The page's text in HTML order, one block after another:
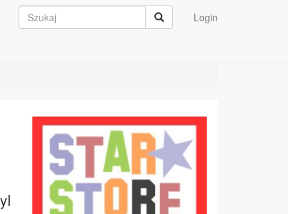
Login